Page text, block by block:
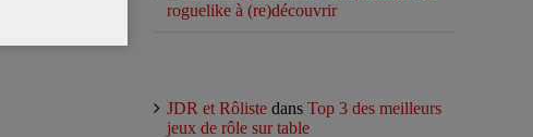
roguelike à (re)découvrir
JDR et Rôliste dans Top 3 des meilleurs
jeux de rôle sur table